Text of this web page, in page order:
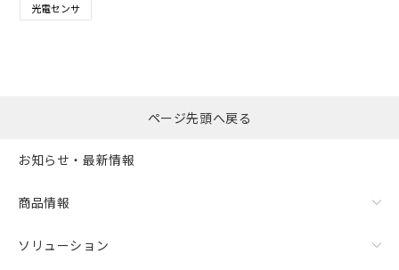
光電センサ
ページ先頭へ戻る
お知らせ・最新情報
商品情報
ソリューション